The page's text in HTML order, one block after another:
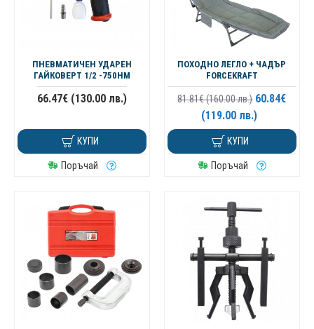
ПНЕВМАТИЧЕН УДАРЕН
ГАЙКОВЕРТ 1/2 -750НМ
66.47€ (130.00 лв.)
КУПИ
Поръчай
ПОХОДНО ЛЕГЛО + ЧАДЪР
FORCEKRAFT
81.81€ (160.00 лв.) 60.84€
(119.00 лв.)
КУПИ
Поръчай